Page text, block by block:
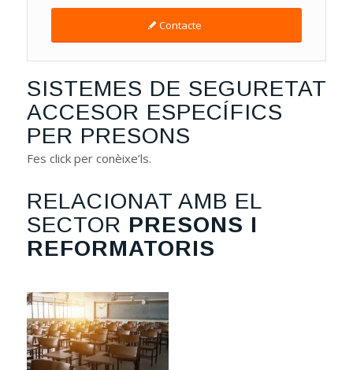
Contacte
SISTEMES DE SEGURETAT
ACCESOR ESPECÍFICS
PER PRESONS
Fes click per conèixe’ls.
RELACIONAT AMB EL
SECTOR PRESONS I
REFORMATORIS